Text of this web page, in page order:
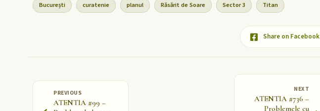
București curatenie planul Răsărit de Soare Sector 3 Titan
Share on Facebook
PREVIOUS
ATENTIA #99 –
NEXT
ATENTIA #736 –
Problemele cu